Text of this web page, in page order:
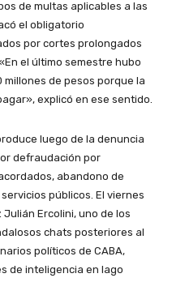
de multas aplicables a las
el obligatorio
por cortes prolongados
el último semestre hubo
de pesos porque la
explicó en ese sentido.
luego de la denuncia
defraudación por
abandono de
públicos. El viernes
Ercolini, uno de los
chats posteriores al
políticos de CABA,
de inteligencia en lago